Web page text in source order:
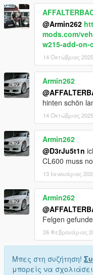
@Armin262
mods.com/
w215-add-
14 Οκτώβριος 2025
Armin262
hinten schön
14 Οκτώβριος 2025
Armin262
@D3rJu5t1n
CL600 muss
13 Ιανουάριος
Armin262
Felgen
26 Φεβρουάριος
Μπες στη συζήτηση!
μπορείς να